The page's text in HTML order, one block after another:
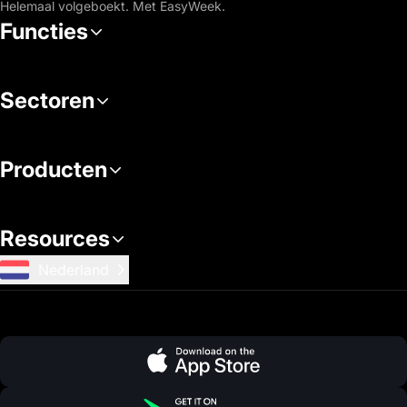
Helemaal volgeboekt. Met EasyWeek.
Functies
Sectoren
Producten
Resources